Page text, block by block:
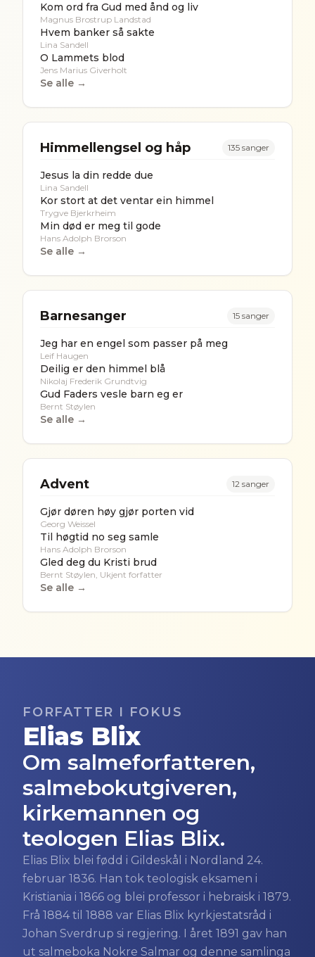
Kom ord fra Gud med ånd og liv
Magnus Brostrup Landstad
Hvem banker så sakte
Lina Sandell
O Lammets blod
Jens Marius Giverholt
Se alle →
Himmellengsel og håp 135 sanger
Jesus la din redde due
Lina Sandell
Kor stort at det ventar ein himmel
Trygve Bjerkrheim
Min død er meg til gode
Hans Adolph Brorson
Se alle →
Barnesanger 15 sanger
Jeg har en engel som passer på meg
Leif Haugen
Deilig er den himmel blå
Nikolaj Frederik Grundtvig
Gud Faders vesle barn eg er
Bernt Støylen
Se alle →
Advent 12 sanger
Gjør døren høy gjør porten vid
Georg Weissel
Til høgtid no seg samle
Hans Adolph Brorson
Gled deg du Kristi brud
Bernt Støylen, Ukjent forfatter
Se alle →
FORFATTER I FOKUS
Elias Blix
Om salmeforfatteren,
salmebokutgiveren,
kirkemannen og
teologen Elias Blix.
Elias Blix blei fødd i Gildeskål i Nordland 24.
februar 1836. Han tok teologisk eksamen i
Kristiania i 1866 og blei professor i hebraisk i 1879.
Frå 1884 til 1888 var Elias Blix kyrkjestatsråd i
Johan Sverdrup si regjering. I året 1891 gav han
ut salmeboka Nokre Salmar og denne samlinga